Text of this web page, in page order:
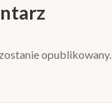
opublikowany.